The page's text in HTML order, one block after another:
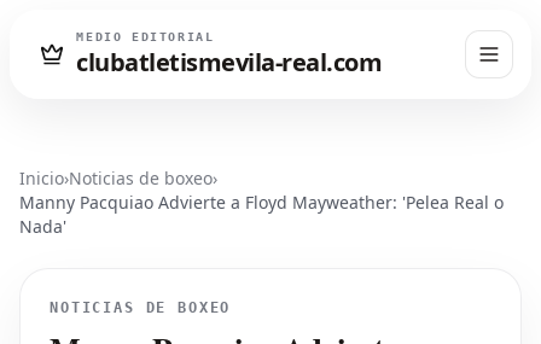
MEDIO EDITORIAL
clubatletismevila-real.com
Inicio›Noticias de boxeo›
Manny Pacquiao Advierte a Floyd Mayweather: 'Pelea Real o
Nada'
NOTICIAS DE BOXEO